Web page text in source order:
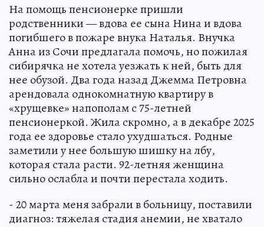
На помощь пенсионерке пришли
родственники — вдова ее сына Нина и вдова
погибшего в пожаре внука Наталья. Внучка
Анна из Сочи предлагала помочь, но пожилая
сибирячка не хотела уезжать к ней, быть для
нее обузой. Два года назад Джемма Петровна
арендовала однокомнатную квартиру в
«хрущевке» напополам с 75-летней
пенсионеркой. Жила скромно, а в декабре 2025
года ее здоровье стало ухудшаться. Родные
заметили у нее большую шишку на лбу,
которая стала расти. 92-летняя женщина
сильно ослабла и почти перестала ходить.
- 20 марта меня забрали в больницу, поставили
диагноз: тяжелая стадия анемии, не хватало